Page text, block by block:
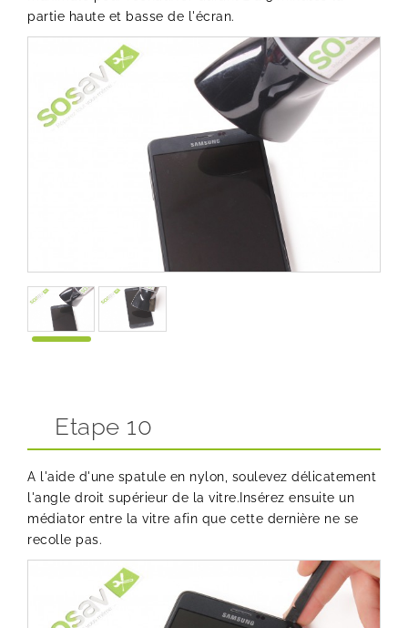
partie haute et basse de l'écran.
Etape 10
A l'aide d'une spatule en nylon, soulevez délicatement
l'angle droit supérieur de la vitre.Insérez ensuite un
médiator entre la vitre afin que cette dernière ne se
recolle pas.